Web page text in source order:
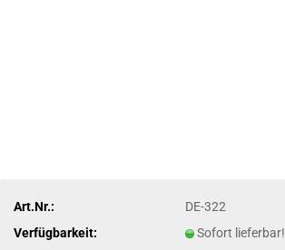
Art.Nr.:
DE-322
Verfügbarkeit:
Sofort lieferbar!